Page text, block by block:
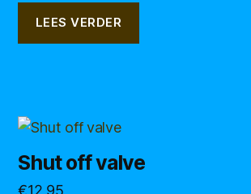
LEES VERDER
Shut off valve
€12,95